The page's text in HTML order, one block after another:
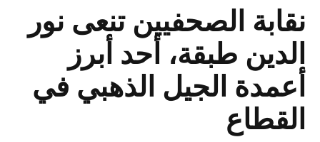
نقابة الصحفيين تنعى نور
الدين طبقة، أحد أبرز
أعمدة الجيل الذهبي في
القطاع